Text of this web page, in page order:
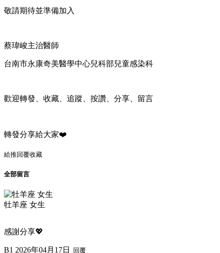
敬請期待並準備加入
蔡瑋峻主治醫師
台南市永康奇美醫學中心兒科部兒童感染科
歡迎轉發、收藏、追蹤、按讚、分享、留言
轉發分享給大家❤️
給推回覆收藏
全部留言
牡羊座 女生
感謝分享💖
B1 2026年04月17日 回覆